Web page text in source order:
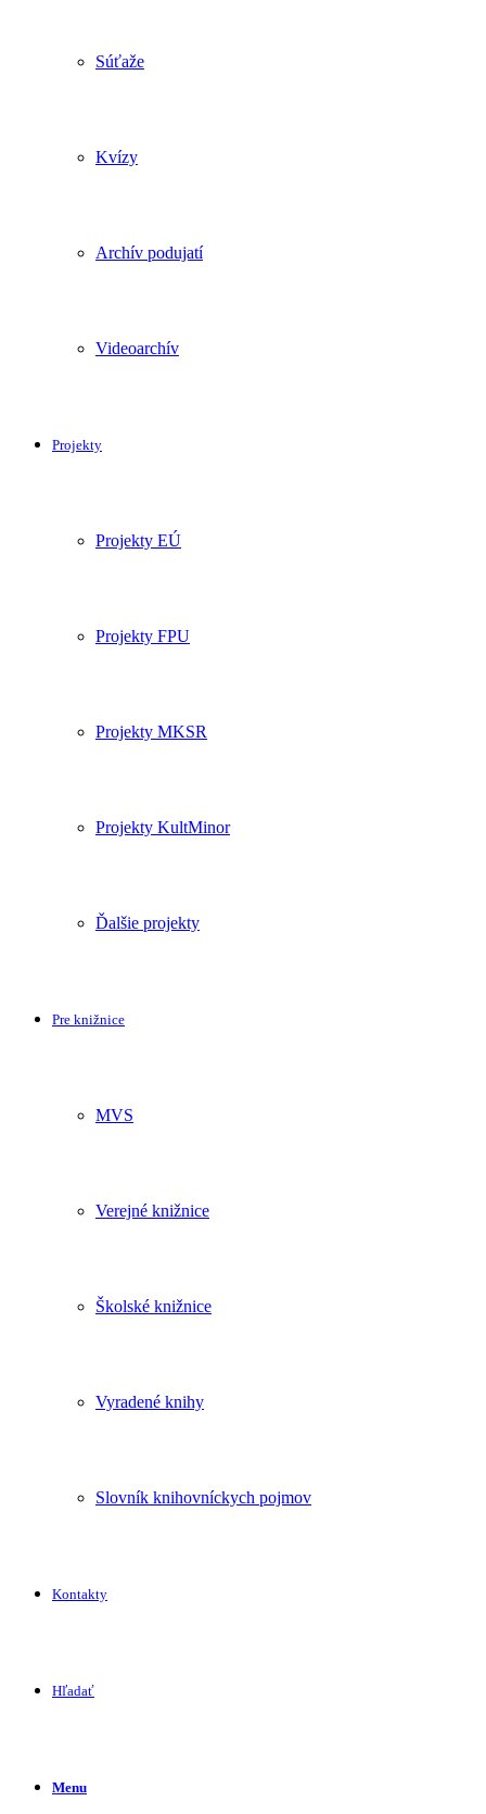
Súťaže
Kvízy
Archív podujatí
Videoarchív
Projekty
Projekty EÚ
Projekty FPU
Projekty MKSR
Projekty KultMinor
Ďalšie projekty
Pre knižnice
MVS
Verejné knižnice
Školské knižnice
Vyradené knihy
Slovník knihovníckych pojmov
Kontakty
Hľadať
Menu